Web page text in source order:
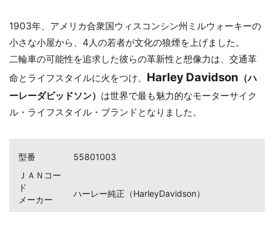
1903年、アメリカ合衆国ウィスコンシン州ミルウォーキーの
小さな小屋から、4人の若者が文化の狼煙を上げました。
二輪車の可能性を追求した彼らの革新性と想像力は、交通革
命とライフスタイルに火をつけ、 Harley Davidson （ハ
ーレーダビッドソン） は世界で最も魅力的なモーターサイク
ル・ライフスタイル・ブランドとなりました。
型番
55801003
ＪＡＮコー
ド
メーカー
ハーレー純正（HarleyDavidson）
お買い物を続ける カートへ進む